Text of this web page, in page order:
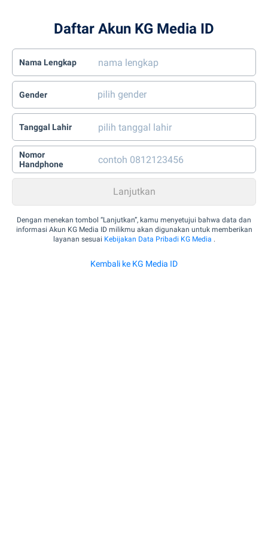
Daftar Akun KG Media ID
Nama Lengkap
Gender
Tanggal Lahir
Nomor
Handphone
Dengan menekan tombol “Lanjutkan”, kamu menyetujui bahwa data dan
informasi Akun KG Media ID milikmu akan digunakan untuk memberikan
layanan sesuai Kebijakan Data Pribadi KG Media .
Kembali ke KG Media ID